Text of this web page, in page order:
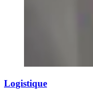
Logistique